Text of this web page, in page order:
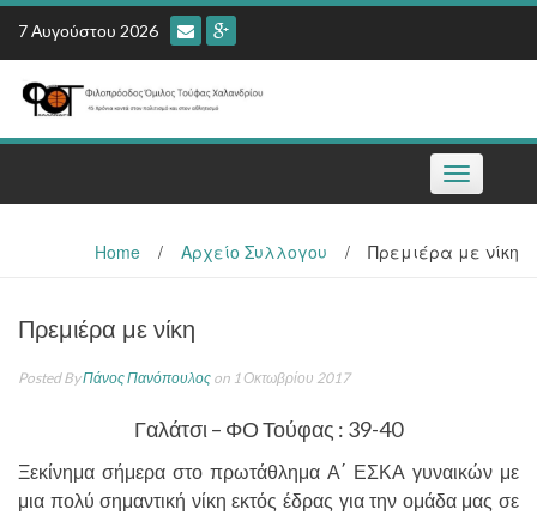
Skip
content
7 Αυγούστου 2026
Toggle
navigation
Home / Αρχείο Συλλογου / Πρεμιέρα με νίκη
Πρεμιέρα με νίκη
Posted ByΠάνος Πανόπουλος on 1 Οκτωβρίου 2017
Γαλάτσι – ΦΟ Τούφας : 39-40
Ξεκίνημα σήμερα στο πρωτάθλημα Α΄ ΕΣΚΑ γυναικών με
μια πολύ σημαντική νίκη εκτός έδρας για την ομάδα μας σε